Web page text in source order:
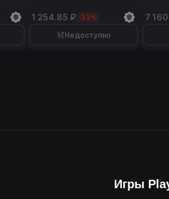
1 254.85 ₽ -31%
Недоступно
7
Игры